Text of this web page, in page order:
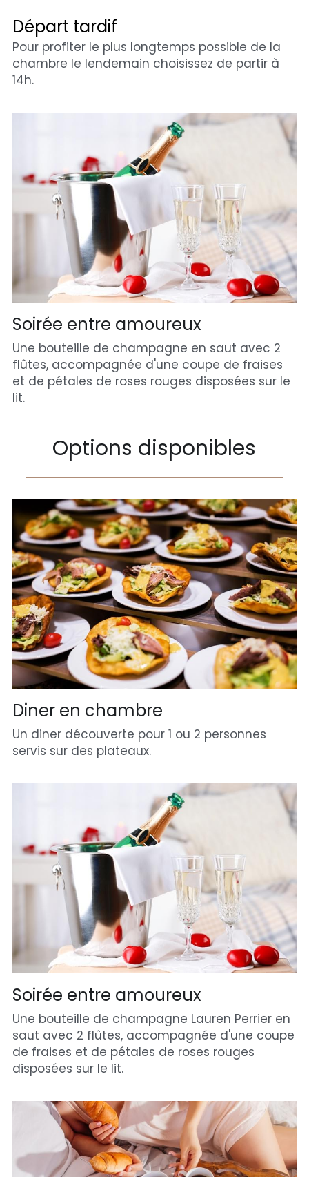
Départ tardif
Pour profiter le plus longtemps possible de la
chambre le lendemain choisissez de partir à
14h.
Soirée entre amoureux
Une bouteille de champagne en saut avec 2
flûtes, accompagnée d'une coupe de fraises
et de pétales de roses rouges disposées sur le
lit.
Options disponibles
Diner en chambre
Un diner découverte pour 1 ou 2 personnes
servis sur des plateaux.
Soirée entre amoureux
Une bouteille de champagne Lauren Perrier en
saut avec 2 flûtes, accompagnée d'une coupe
de fraises et de pétales de roses rouges
disposées sur le lit.